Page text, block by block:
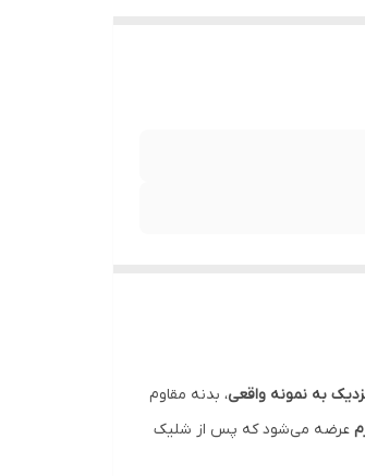
به نمونه واقعی، بدنه مقاوم
عرضه می‌شود که پس از شلیک